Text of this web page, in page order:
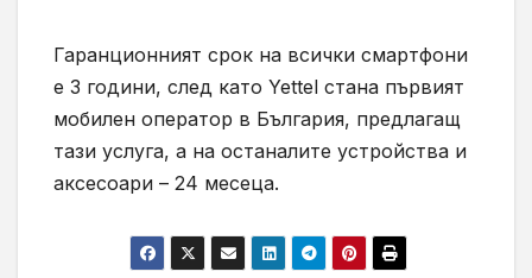
Гаранционният срок на всички смартфони
е 3 години, след като Yettel стана първият
мобилен оператор в България, предлагащ
тази услуга, а на останалите устройства и
аксесоари – 24 месеца.